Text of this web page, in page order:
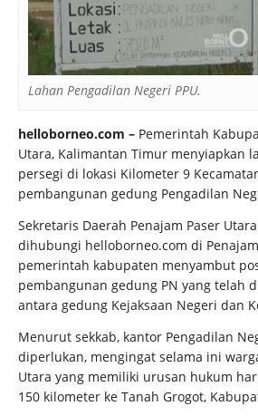
Lahan Pengadilan Negeri PPU.
helloborneo.com – Pemerintah
Utara, Kalimantan Timur menyiapkan
persegi di lokasi Kilometer 9
pembangunan gedung Pengadilan
Sekretaris Daerah Penajam Paser
dihubungi helloborneo.com di
pemerintah kabupaten menyambut
pembangunan gedung PN yang telah
antara gedung Kejaksaan Negeri dan
Menurut sekkab, kantor Pengadilan
diperlukan, mengingat selama ini
Utara yang memiliki urusan hukum
150 kilometer ke Tanah Grogot,